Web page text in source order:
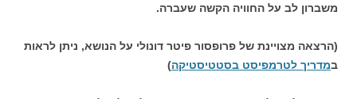
משברון לב על החוויה הקשה שעברה.
(הרצאה מצויינת של פרופסור פיטר דונולי על הנושא, ניתן לראות
במדריך לטרמפיסט בסטטיסטיקה)